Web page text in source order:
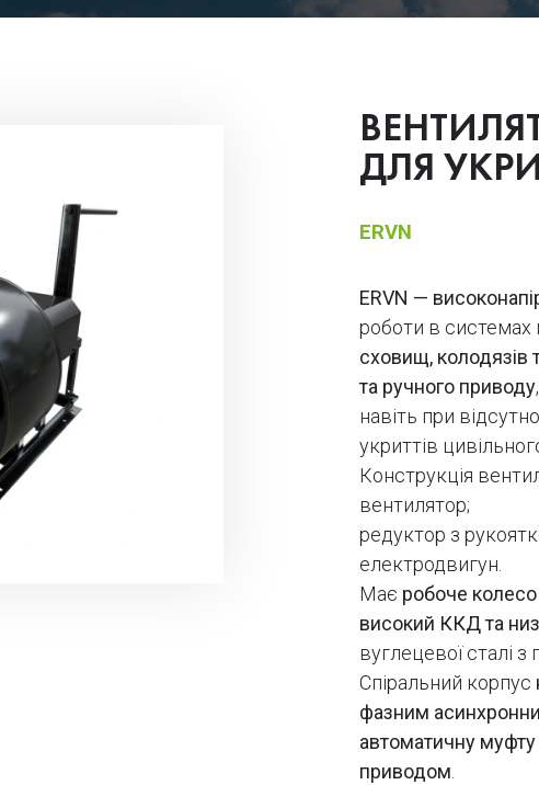
ДЛЯ
ERVN
ERVN —
роботи в системах
сховищ, колодязів
та ручного приводу
навіть при
укриттів
Конструкція
вентилятор;
редуктор з
електродвигун.
Має робоче
високий ККД та
вуглецевої сталі
Спіральний корпус
фазним
автоматичну
приводом